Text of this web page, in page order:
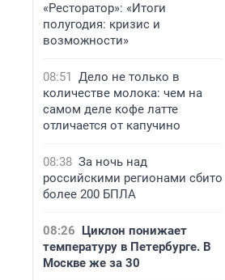
«Ресторатор»: «Итоги
полугодия: кризис и
возможности»
08:51 Дело не только в
количестве молока: чем на
самом деле кофе латте
отличается от капучино
08:38 За ночь над
российскими регионами сбито
более 200 БПЛА
08:26 Циклон понижает
температуру в Петербурге. В
Москве же за 30